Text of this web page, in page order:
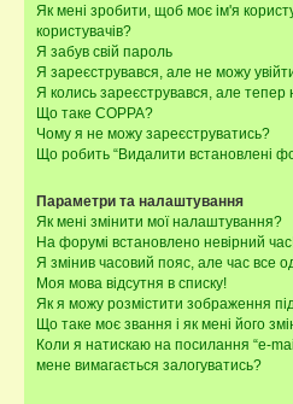
Як мені зробити, щоб моє ім'я
користувачів?
Я забув свій пароль
Я зареєструвався, але не можу
Я колись зареєструвався, але
Що таке COPPA?
Чому я не можу зареєструватись?
Що робить “Видалити встановлені
Параметри та налаштування
Як мені змінити мої налаштування?
На форумі встановлено невірний
Я змінив часовий пояс, але час все
Моя мова відсутня в списку!
Як я можу розмістити зображення
Що таке моє звання і як мені його
Коли я натискаю на посилання “e-
мене вимагається залогуватись?